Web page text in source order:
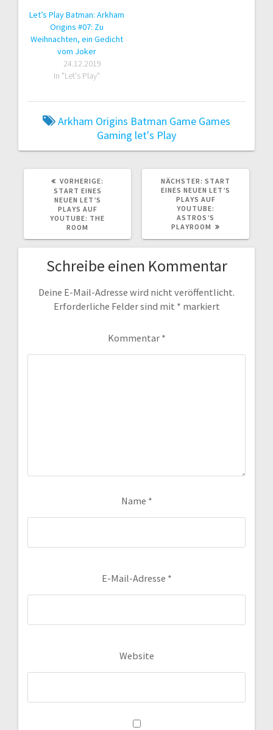
Let’s Play Batman: Arkham
Origins #07: Zu
Weihnachten, ein Gedicht
vom Joker
24.12.2019
In "Let's Play"
Arkham Origins Batman Game Games
Gaming let's Play
VORHERIGE:
START EINES
NEUEN LET’S
PLAYS AUF
YOUTUBE: THE
ROOM
NÄCHSTER: NÄCHSTER
BEITRAG:
START
EINES NEUEN LET’S
PLAYS AUF
YOUTUBE:
ASTROS’S
PLAYROOM
Schreibe einen Kommentar
Deine E-Mail-Adresse wird nicht veröffentlicht.
Erforderliche Felder sind mit * markiert
Kommentar *
Name *
E-Mail-Adresse *
Website